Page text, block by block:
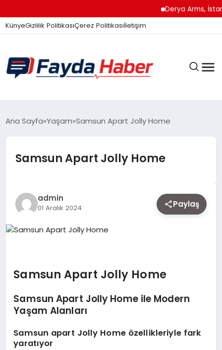
Derya Arms,
KünyeGizlilik PolitikasıÇerez Politikasıİletişim
GÜNDEM
SPOR
TEKNOLOJI
EKONOMI
MAGAZIN
YAŞAM
Ana Sayfa Yaşam Samsun Apart Jolly Home
Samsun Apart Jolly Home
admin
01 Aralık 2024 Paylaş
Samsun Apart Jolly Home
Samsun Apart Jolly Home ile Modern
Yaşam Alanları
Samsun apart Jolly Home özellikleriyle fark
yaratıyor